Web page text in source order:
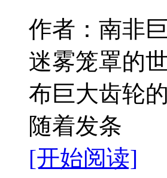
作者：南非
迷雾笼罩的
布巨大齿轮
随着发条
[开始阅读]